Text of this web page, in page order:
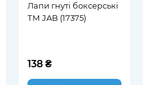
Лапи гнуті боксерські
ТМ JAB (17375)
138 ₴